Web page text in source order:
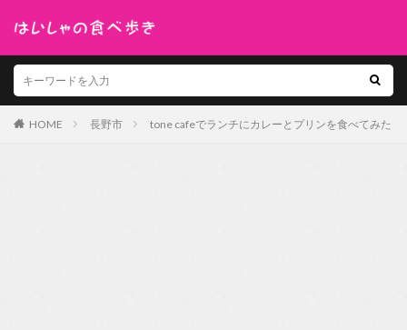
HOME 長野市 tone cafeでランチにカレーとプリンを食べてみた